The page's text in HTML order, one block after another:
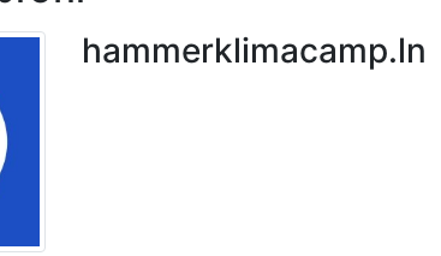
hammerklimacamp.ln